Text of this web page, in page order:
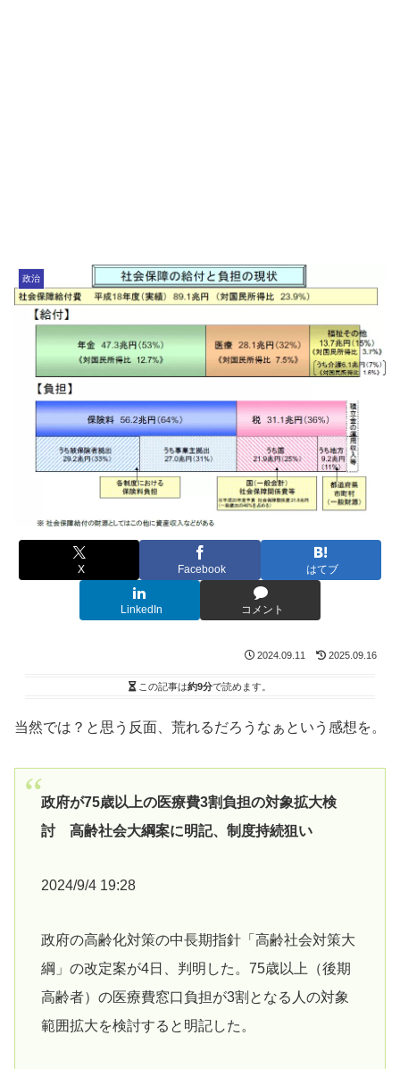
政治
X Facebook はてブ
LinkedIn コメント
2024.09.11 2025.09.16
この記事は約9分で読めます。
当然では？と思う反面、荒れるだろうなぁという感想を。
政府が75歳以上の医療費3割負担の対象拡大検
討 高齢社会大綱案に明記、制度持続狙い
2024/9/4 19:28
政府の高齢化対策の中長期指針「高齢社会対策大
綱」の改定案が4日、判明した。75歳以上（後期
高齢者）の医療費窓口負担が3割となる人の対象
範囲拡大を検討すると明記した。